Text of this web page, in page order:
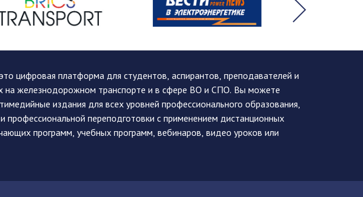
цифровая платформа для студентов, аспирантов, преподавателей и
на железнодорожном транспорте и в сфере ВО и СПО. Вы можете
издания для всех уровней профессионального образования,
переподготовки с применением дистанционных
программ, учебных программ, вебинаров, видео уроков или